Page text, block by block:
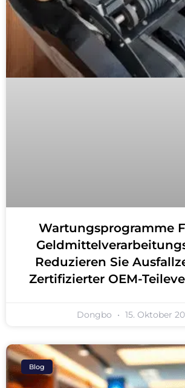
Wartungsprogramme
Reduzieren Sie
Zertifizierter OEM-
Dongbo 15. Oktober
Blog